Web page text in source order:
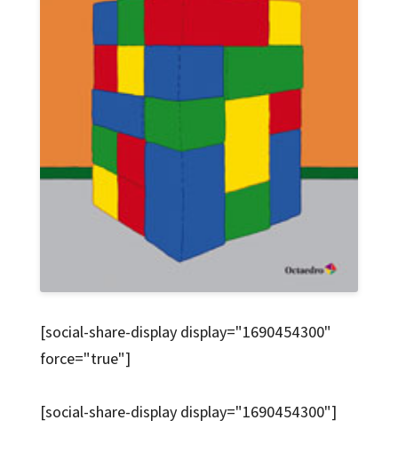
[social-share-display display="1690454300"
force="true"]
[social-share-display display="1690454300"]